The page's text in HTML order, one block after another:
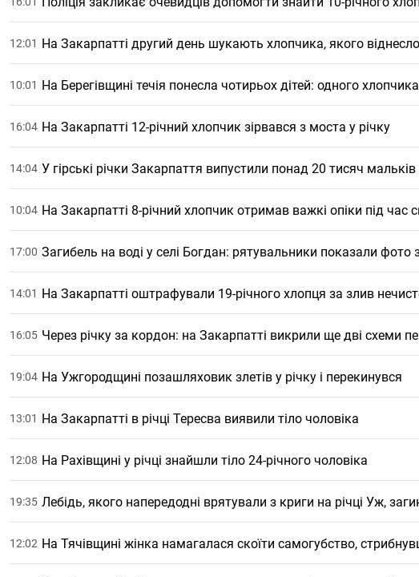
12:01 На Закарпатті другий день шукають хлопчика, якого
10:01 На Берегівщині течія понесла чотирьох дітей: одного
16:04 На Закарпатті 12-річний хлопчик зірвався з моста у річку
14:04 У гірські річки Закарпаття випустили понад 20 тисяч мальків
10:04 На Закарпатті 8-річний хлопчик отримав важкі опіки під час
17:00 Загибель на воді у селі Богдан: рятувальники показали фото
14:01 На Закарпатті оштрафували 19-річного хлопця за злив
16:05 Через річку за кордон: на Закарпатті викрили ще дві схеми
19:04 На Ужгородщині позашляховик злетів у річку і перекинувся
13:01 На Закарпатті в річці Тересва виявили тіло чоловіка
12:08 На Рахівщині у річці знайшли тіло 24-річного чоловіка
19:35 Лебідь, якого напередодні врятували з криги на річці Уж,
12:02 На Тячівщині жінка намагалася скоїти самогубство,